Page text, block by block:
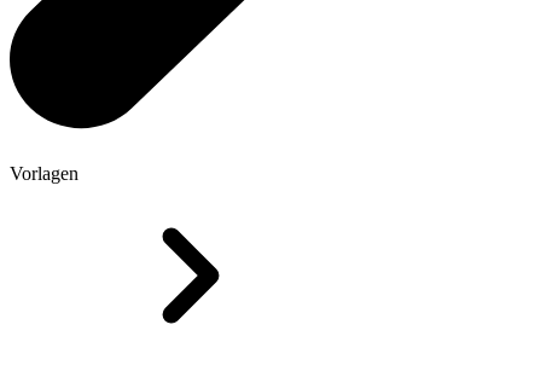
Vorlagen